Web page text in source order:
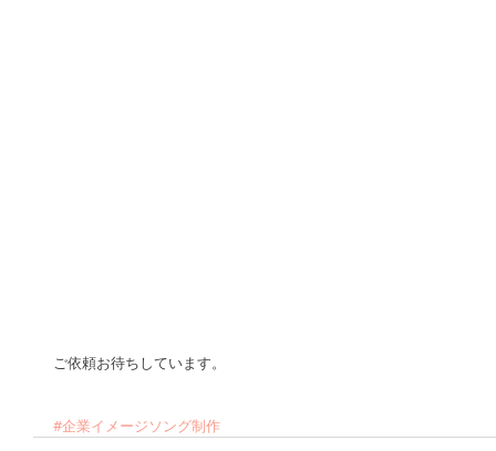
ご依頼お待ちしています。
#企業イメージソング制作